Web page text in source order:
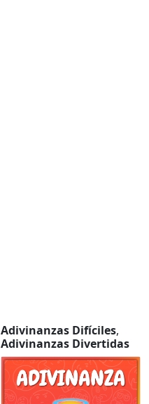
Adivinanzas Difíciles,
Adivinanzas Divertidas